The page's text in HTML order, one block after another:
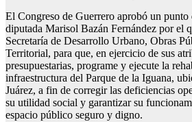
El Congreso de Guerrero aprobó un punto
diputada Marisol Bazán Fernández por el
Secretaría de Desarrollo Urbano, Obras
Territorial, para que, en ejercicio de sus
presupuestarias, programe y ejecute la
infraestructura del Parque de la Iguana,
Juárez, a fin de corregir las deficiencias
su utilidad social y garantizar su
espacio público seguro y digno.